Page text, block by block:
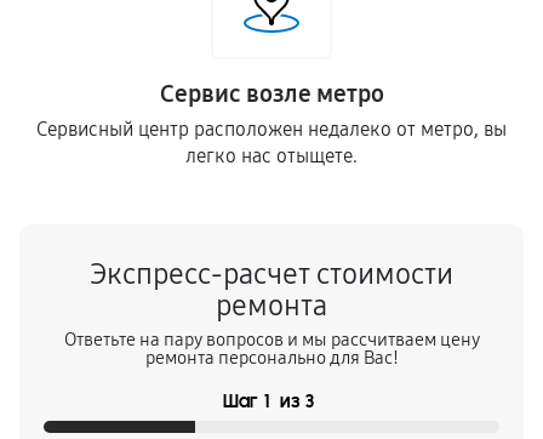
Сервис возле метро
Сервисный центр расположен недалеко от метро, вы
легко нас отыщете.
Экспресс-расчет стоимости
ремонта
Ответьте на пару вопросов и мы рассчитваем цену
ремонта персонально для Вас!
Шаг 1 из 3